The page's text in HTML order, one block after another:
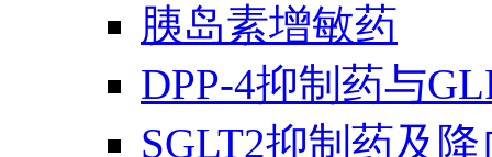
胰岛素增敏药
DPP-4抑制药与
SGLT2抑制药及